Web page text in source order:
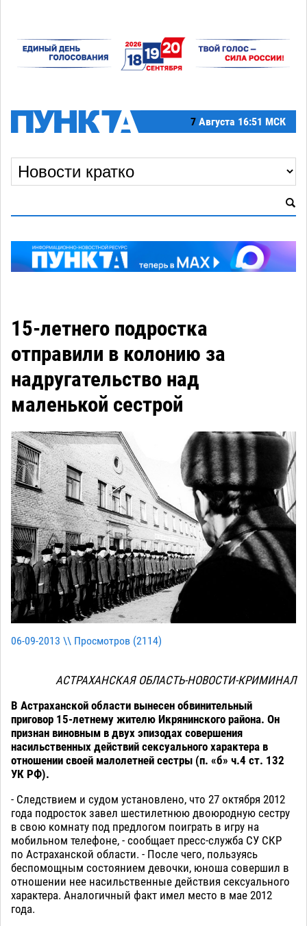
7 Августа 16:51 МСК
15-летнего подростка
отправили в колонию за
надругательство над
маленькой сестрой
06-09-2013 \\ Просмотров (2114)
АСТРАХАНСКАЯ ОБЛАСТЬ-НОВОСТИ-КРИМИНАЛ
В Астраханской области вынесен обвинительный
приговор 15-летнему жителю Икрянинского района. Он
признан виновным в двух эпизодах совершения
насильственных действий сексуального характера в
отношении своей малолетней сестры (п. «б» ч.4 ст. 132
УК РФ).
- Следствием и судом установлено, что 27 октября 2012
года подросток завел шестилетнюю двоюродную сестру
в свою комнату под предлогом поиграть в игру на
мобильном телефоне, - сообщает пресс-служба СУ СКР
по Астраханской области. - После чего, пользуясь
беспомощным состоянием девочки, юноша совершил в
отношении нее насильственные действия сексуального
характера. Аналогичный факт имел место в мае 2012
года.